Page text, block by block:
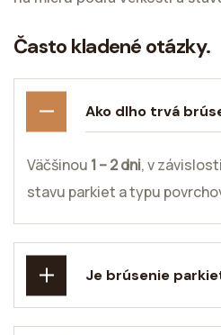
Často kladené otázky.
Ako dlho trvá
Väčšinou 1 – 2 dni, v
stavu parkiet a typu
Je brúsenie